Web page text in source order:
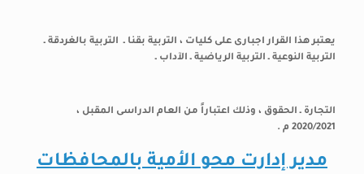
يعتبر هذا القرار اجبارى على كليات ، التربية بقنا ـ التربية بالغردقة ـ
التربية النوعية ـ التربية الرياضية ـ الآداب ـ
التجارة ـ الحقوق ، وذلك اعتباراً من العام الدراسى المقبل ،
2020/2021 م .
مدير إدارت محو الأمية بالمحافظات